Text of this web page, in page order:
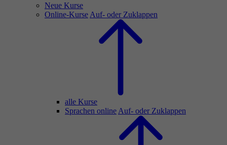
Neue Kurse
Online-Kurse Auf- oder Zuklappen
alle Kurse
Sprachen online Auf- oder Zuklappen